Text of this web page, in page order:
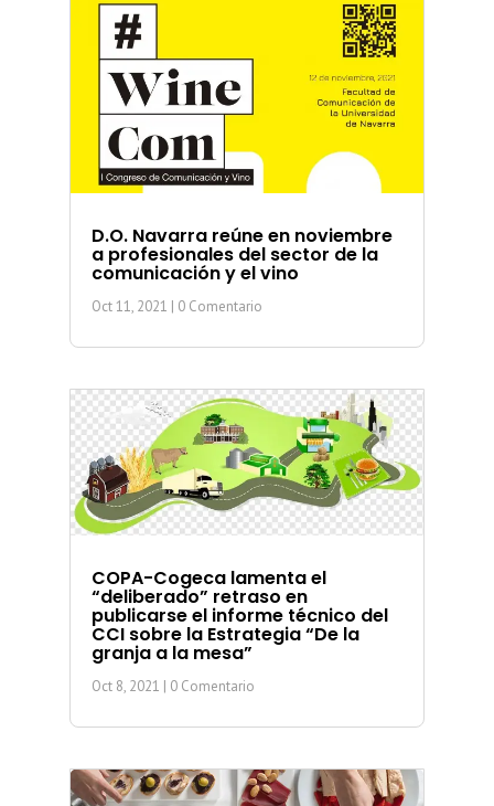
D.O. Navarra reúne en noviembre
a profesionales del sector de la
comunicación y el vino
Oct 11, 2021 | 0 Comentario
COPA-Cogeca lamenta el
“deliberado” retraso en
publicarse el informe técnico del
CCI sobre la Estrategia “De la
granja a la mesa”
Oct 8, 2021 | 0 Comentario